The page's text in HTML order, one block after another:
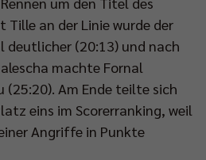
Tille an der Linie wurde der
deutlicher (20:13) und nach
machte Fornal
(25:20). Am Ende teilte sich
eins im Scorerranking, weil
Angriffe in Punkte